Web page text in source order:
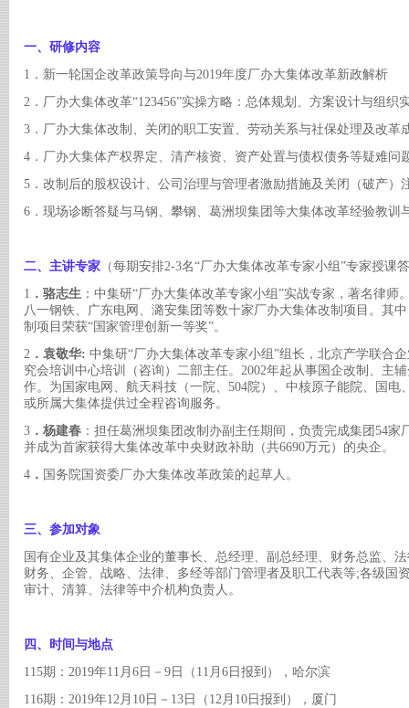
一、研修内容
1．新一轮国企改革政策导向与2019年度厂办大集体改革新政解析
2．厂办大集体改革“123456”实操方略：总体规划、方案设计与组织
3．厂办大集体改制、关闭的职工安置、劳动关系与社保处理及改革
4．厂办大集体产权界定、清产核资、资产处置与债权债务等疑难问
5．改制后的股权设计、公司治理与管理者激励措施及关闭（破产）
6．现场诊断答疑与马钢、攀钢、葛洲坝集团等大集体改革经验教训
二、主讲专家 （每期安排2-3名“厂办大集体改革专家小组”专家授课
1 ．骆志生 ：中集研“厂办大集体改革专家小组”实战专家，著名律师
八一钢铁、广东电网、潞安集团等数十家厂办大集体改制项目。其
制项目荣获“国家管理创新一等奖”。
2 ．袁敬华: 中集研“厂办大集体改革专家小组”组长，北京产学联合
究会培训中心培训（咨询）二部主任。2002年起从事国企改制、主
作。为国家电网、航天科技（一院、504院）、中核原子能院、国
或所属大集体提供过全程咨询服务。
3 ．杨建春 ：担任葛洲坝集团改制办副主任期间，负责完成集团 54家
并成为首家获得大集体改革中央财政补助（共6690万元）的央企。
4 ． 国务院国资委厂办大集体改革政策的起草人。
三、参加对象
国有企业及其集体企业的董事长、总经理、副总经理、财务总监、
财务、企管、战略、法律、多经等部门管理者及职工代表等;各级国
审计、清算、法律等中介机构负责人。
四、时间与地点
115期：2019年11月6日－9日（11月6日报到），哈尔滨
116期：2019年12月10日－13日（12月10日报到），厦门